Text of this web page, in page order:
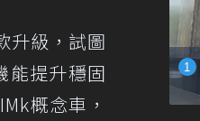
升級，試圖
能提升穩固
概念車，